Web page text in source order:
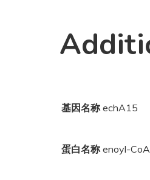
基因名称 echA15
蛋白名称 enoyl-